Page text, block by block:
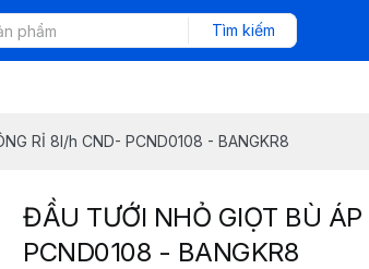
Tìm kiếm
RỈ 8l/h CND- PCND0108 - BANGKR8
ĐẦU TƯỚI NHỎ GIỌT BÙ
PCND0108 - BANGKR8